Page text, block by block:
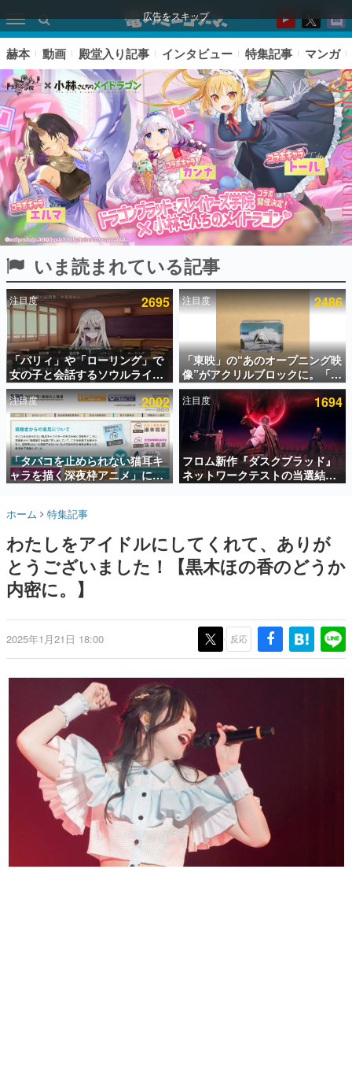
広告をスキップ
ピックアップ
電ファミのいま読まれている記事ランキング
アプリセール情報
インタビュー
連載・特集一覧
殿堂入り記事
SNS拡散数が数千以上！ ページビュー数万以上！ などな
ど。多くの人々に読まれた、電ファミ渾身の“殿堂入り”記
事をまとめました。
名作ゲームクリエイターの方々に製作時のエピソードをお
きます。
赫本
この物語を解いてはいけない。『赫本』は、〈試験問題〉
これからのデジタルゲーム市場を担う若きクリエイター達
の姿を追い、彼らのルーツと情熱を探っていきます。
ゲーム世代の作家たち
ゲームに多大な影響を受けた作家さんに取材し、ゲームが
日本のコンテンツ産業やカルチャーに与えた影響を探る企
画です。
日本モバイルゲーム産業史
日本のモバイルゲーム史における主要なトピック・タイト
ルを網羅するほか、開発者へのインタビューや識者による
解説を掲載。約20年の歴史が一望できる決定版！
若ゲのいたり〜ゲームクリエイターの青春〜
『うつヌケ』『ペンと箸』等で知られるマンガ家・田中圭
一先生によるゲーム業界レポートマンガです。
赫本 動画 殿堂入り記事 インタビュー 特集記事 マンガ
いま読まれている記事
注目度 2695
「パリィ」や「ローリング」で
女の子と会話するソウルライク
恋愛ゲーム『小早川さんはソウ
ルライク』無料公開。返事に失
敗すると「YOU DIED」
注目度 2486
「東映」の“あのオープニング映
像”がアクリルブロックに。「東
映ヒストリカル グッズコレクシ
ョン」が8月下旬より発売
注目度 2002
「タバコを止められない猫耳キ
ャラを描く深夜枠アニメ」に視
聴者の一部から批判意見。違法
て、BPOが議論を交わす
注目度 1694
フロム新作『ダスクブラッド』
ネットワークテストの当選結果
が8月7日22時に発表。応募サイ
ホーム 特集記事
わたしをアイドルにしてくれて、ありが
とうございました！【黒木ほの香のどうか
内密に。】
2025年1月21日 18:00 反応